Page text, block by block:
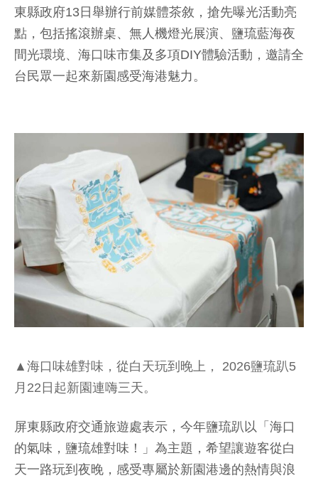
東縣政府13日舉辦行前媒體茶敘，搶先曝光活動亮
點，包括搖滾辦桌、無人機燈光展演、鹽琉藍海夜
間光環境、海口味市集及多項DIY體驗活動，邀請全
台民眾一起來新園感受海港魅力。
▲海口味雄對味，從白天玩到晚上， 2026鹽琉趴5
月22日起新園連嗨三天。
屏東縣政府交通旅遊處表示，今年鹽琉趴以「海口
的氣味，鹽琉雄對味！」為主題，希望讓遊客從白
天一路玩到夜晚，感受專屬於新園港邊的熱情與浪